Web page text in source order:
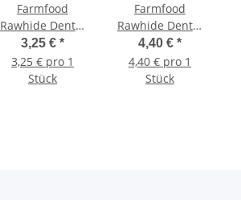
Farmfood
Rawhide Dental
Braided Stick M
3,25 € *
3,25 € pro 1
Stück
Farmfood
Rawhide Dental
Braided Stick L
4,40 € *
4,40 € pro 1
Stück